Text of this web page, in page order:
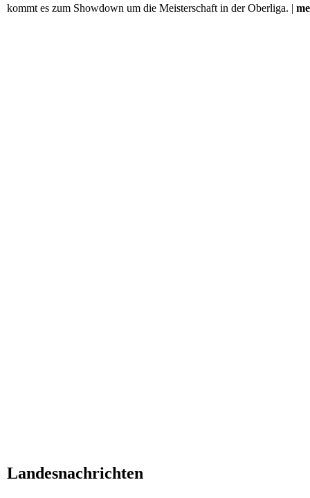
kommt es zum Showdown um die Meisterschaft in der Oberliga. |
Landesnachrichten